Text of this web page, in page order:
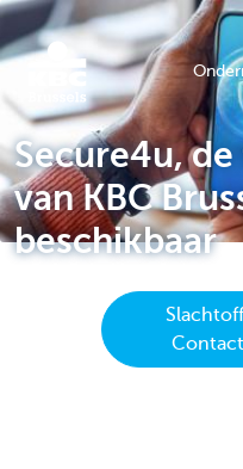
Secure4u,
van KBC
beschikbaar